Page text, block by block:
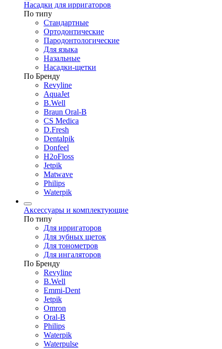
Насадки для ирригаторов
По типу
Стандартные
Ортодонтические
Пародонтологические
Для языка
Назальные
Насадки-щетки
По Бренду
Revyline
AquaJet
B.Well
Braun Oral-B
CS Medica
D.Fresh
Dentalpik
Donfeel
H2oFloss
Jetpik
Matwave
Philips
Waterpik
Аксессуары и комплектующие
По типу
Для ирригаторов
Для зубных щеток
Для тонометров
Для ингаляторов
По Бренду
Revyline
B.Well
Emmi-Dent
Jetpik
Omron
Oral-B
Philips
Waterpik
Waterpulse